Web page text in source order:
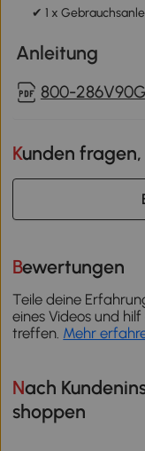
✔ 1 x
Anleitung
800-
Kunden
Bewertungen
Teile deine
eines Videos und
treffen. Mehr
Nach Kundeninspiration
shoppen